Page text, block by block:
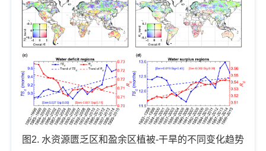
图2. 水资源匮乏区和盈余区植被-干旱的不同变化趋势